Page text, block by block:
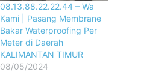
08.13.88.22.22.44 – Wa
Kami | Pasang Membrane
Bakar Waterproofing Per
Meter di Daerah
KALIMANTAN TIMUR
08/05/2024